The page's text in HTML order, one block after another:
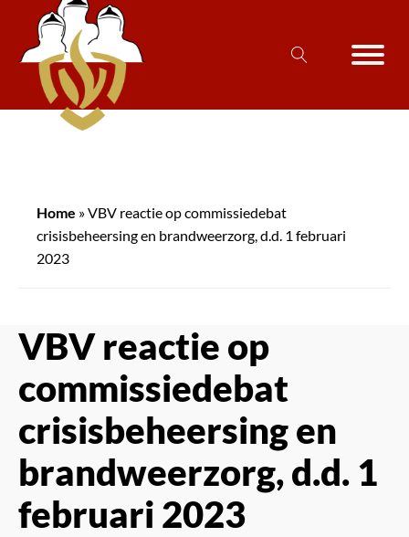
Home »VBV reactie op commissiedebat
crisisbeheersing en brandweerzorg, d.d. 1 februari
2023
VBV reactie op
commissiedebat
crisisbeheersing en
brandweerzorg, d.d. 1
februari 2023